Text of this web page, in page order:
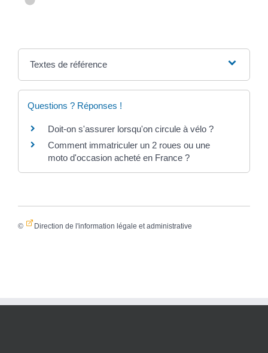
Textes de référence
Questions ? Réponses !
Doit-on s'assurer lorsqu'on circule à vélo ?
Comment immatriculer un 2 roues ou une
moto d'occasion acheté en France ?
© Direction de l'information légale et administrative